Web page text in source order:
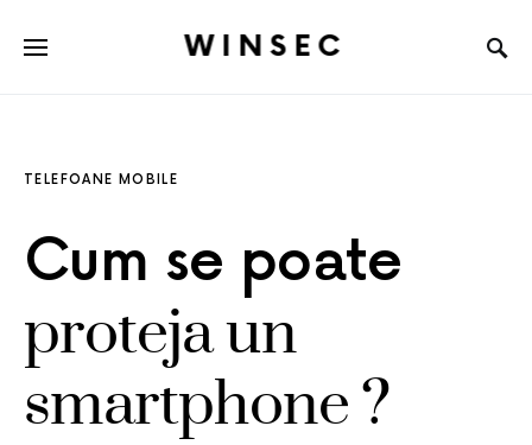
WINSEC
TELEFOANE MOBILE
Cum se poate
proteja un
smartphone ?